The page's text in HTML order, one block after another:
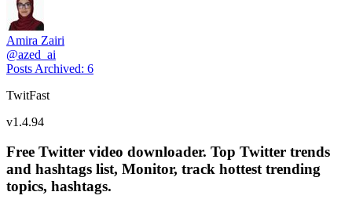
Amira Zairi
@azed_ai
Posts Archived: 6
TwitFast
v1.4.94
Free Twitter video downloader. Top Twitter trends
and hashtags list, Monitor, track hottest trending
topics, hashtags.